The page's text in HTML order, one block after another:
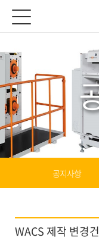
공지사항
WACS 제작 변경건